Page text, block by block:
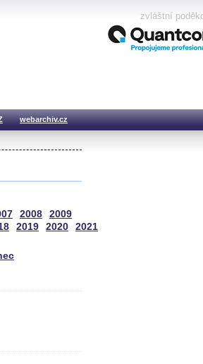
zvláštní
webarchiv.cz
2008
2009
2019 2020
2021